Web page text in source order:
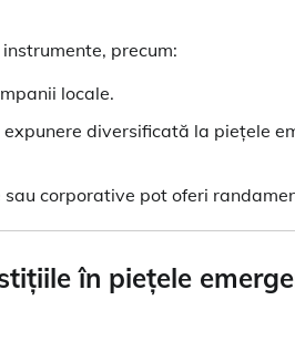
precum:
locale.
expunere diversificată la piețele
corporative pot oferi
în piețele